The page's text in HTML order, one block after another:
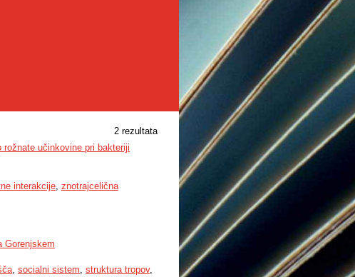
2 rezultata
učinkovine pri bakteriji
interakcije, znotrajcelična
Gorenjskem
, socialni sistem, struktura tropov,